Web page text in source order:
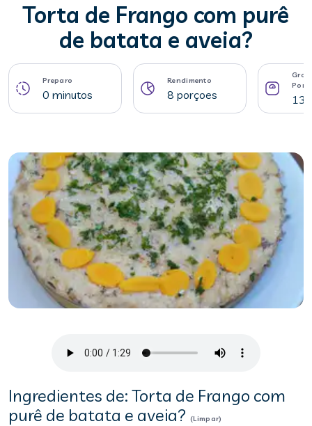
Torta de Frango com purê
de batata e aveia?
Preparo
0 minutos
Rendimento
8 porçoes
Ingredientes de: Torta de Frango com
purê de batata e aveia? (Limpar)